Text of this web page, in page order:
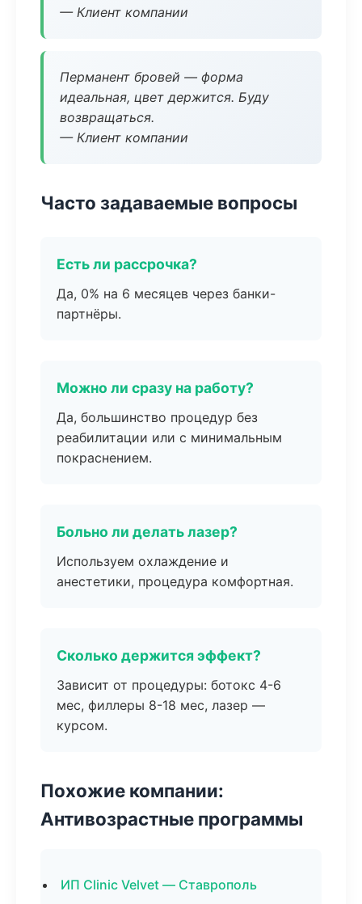
— Клиент компании
Перманент бровей — форма
идеальная, цвет держится. Буду
возвращаться.
— Клиент компании
Часто задаваемые вопросы
Есть ли рассрочка?
Да, 0% на 6 месяцев через банки-
партнёры.
Можно ли сразу на работу?
Да, большинство процедур без
реабилитации или с минимальным
покраснением.
Больно ли делать лазер?
Используем охлаждение и
анестетики, процедура комфортная.
Сколько держится эффект?
Зависит от процедуры: ботокс 4-6
мес, филлеры 8-18 мес, лазер —
курсом.
Похожие компании:
Антивозрастные программы
ИП Clinic Velvet — Ставрополь